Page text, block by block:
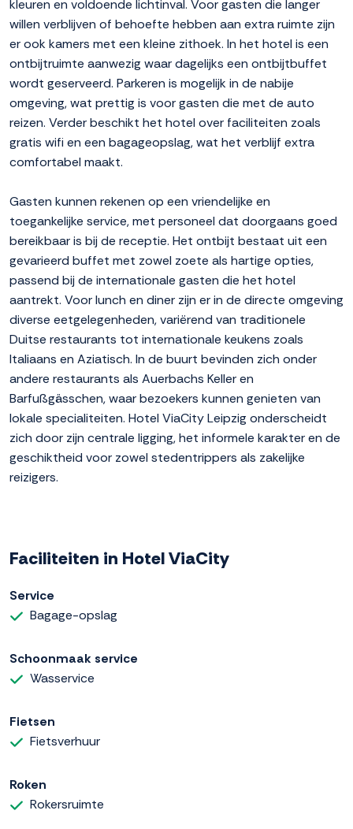
kleuren en voldoende lichtinval. Voor gasten die langer
willen verblijven of behoefte hebben aan extra ruimte zijn
er ook kamers met een kleine zithoek. In het hotel is een
ontbijtruimte aanwezig waar dagelijks een ontbijtbuffet
wordt geserveerd. Parkeren is mogelijk in de nabije
omgeving, wat prettig is voor gasten die met de auto
reizen. Verder beschikt het hotel over faciliteiten zoals
gratis wifi en een bagageopslag, wat het verblijf extra
comfortabel maakt.
Gasten kunnen rekenen op een vriendelijke en
toegankelijke service, met personeel dat doorgaans goed
bereikbaar is bij de receptie. Het ontbijt bestaat uit een
gevarieerd buffet met zowel zoete als hartige opties,
passend bij de internationale gasten die het hotel
aantrekt. Voor lunch en diner zijn er in de directe omgeving
diverse eetgelegenheden, variërend van traditionele
Duitse restaurants tot internationale keukens zoals
Italiaans en Aziatisch. In de buurt bevinden zich onder
andere restaurants als Auerbachs Keller en
Barfußgässchen, waar bezoekers kunnen genieten van
lokale specialiteiten. Hotel ViaCity Leipzig onderscheidt
zich door zijn centrale ligging, het informele karakter en de
geschiktheid voor zowel stedentrippers als zakelijke
reizigers.
Faciliteiten in Hotel ViaCity
Service
Bagage-opslag
Schoonmaak service
Wasservice
Fietsen
Fietsverhuur
Roken
Rokersruimte